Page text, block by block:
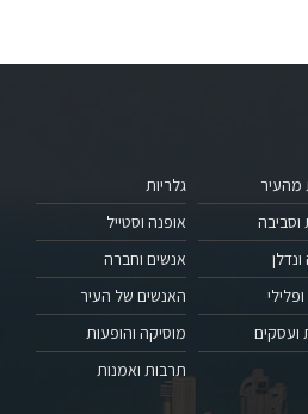
מהעיר
וסביבה
ועסקים
גלריות
אופנה וסטייל
אנשים וחברה
האנשים של העיר
מוסיקה והופעות
תרבות ואמנות